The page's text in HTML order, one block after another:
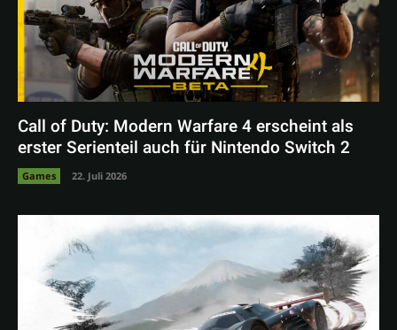
Call of Duty: Modern Warfare 4 erscheint als
erster Serienteil auch für Nintendo Switch 2
Games 22. Juli 2026